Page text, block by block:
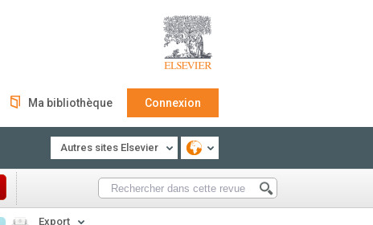
Ma bibliothèque Connexion
Autres sites Elsevier
Export